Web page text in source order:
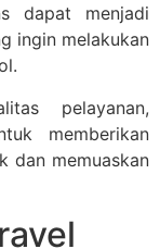
dapat menjadi
ingin melakukan
pelayanan,
memberikan
dan memuaskan